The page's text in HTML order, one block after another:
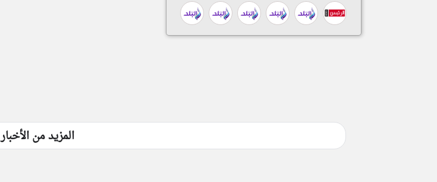
المزيد من الأخبار